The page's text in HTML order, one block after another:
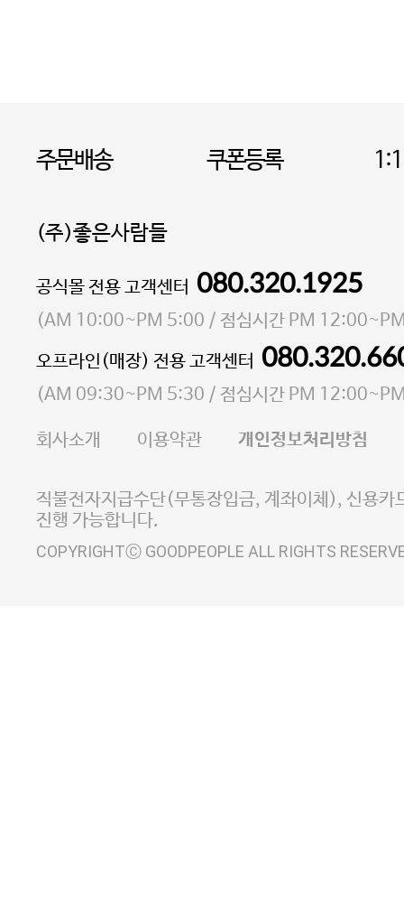
주문배송 쿠폰등록
(주)좋은사람들
대표 이성현,박영환| 개인정보관리책임자 김상현
소재지 서울특별시 마포구 마포대로4다길 41 마포
통신판매업 신고번호 2023-서울마포-3931호
사업자등록번호 105-81-58242
E-MAIL goodpeople@gpin.co.kr
사업자정보확인
이니시스 에스크로 서비
공식몰 전용 고객센터 080.320.1925
(AM 10:00~PM 5:00 / 점심시간 PM
오프라인(매장) 전용 고객센터
(AM 09:30~PM 5:30 / 점심시간 PM
회사소개 이용약관 개인정보처리방침
직불전자지급수단(무통장입금, 계좌이체), 신용카
진행 가능합니다.
COPYRIGHTⒸ GOODPEOPLE ALL RIGHTS